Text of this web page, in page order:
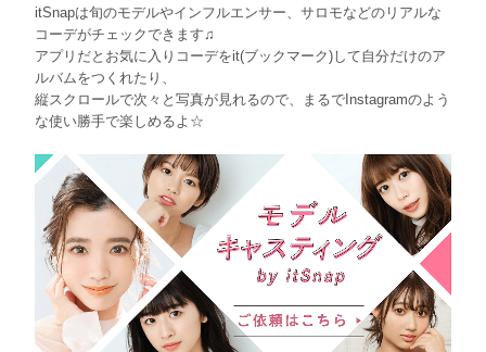
itSnapは旬のモデルやインフルエンサー、サロモなどのリアルな
コーデがチェックできます♫
アプリだとお気に入りコーデをit(ブックマーク)して自分だけのア
ルバムをつくれたり、
縦スクロールで次々と写真が見れるので、まるでInstagramのよう
な使い勝手で楽しめるよ☆